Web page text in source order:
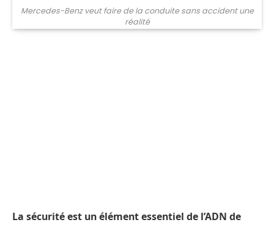
Mercedes-Benz veut faire de la conduite sans accident une
réalité
La sécurité est un élément essentiel de l’ADN de